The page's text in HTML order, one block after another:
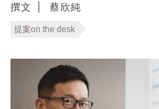
撰文 蔡欣純
提案on the desk